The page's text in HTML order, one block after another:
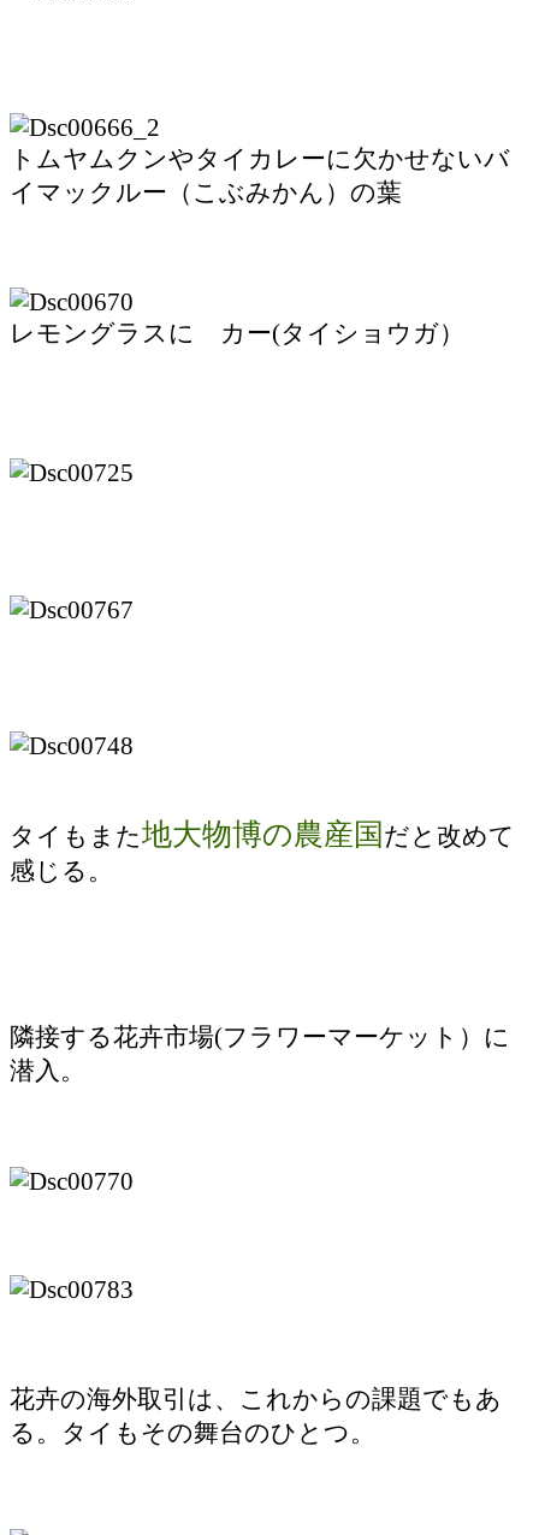
トムヤムクンやタイカレーに欠かせないバ
イマックルー（こぶみかん）の葉
レモングラスに カー(タイショウガ）
タイもまた地大物博の農産国 だと改めて
感じる。
隣接する花卉市場(フラワーマーケット）に
潜入。
花卉の海外取引は、これからの課題でもあ
る。タイもその舞台のひとつ。